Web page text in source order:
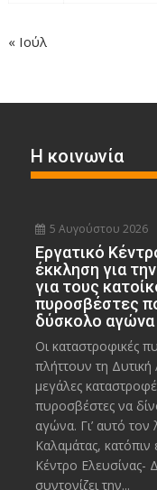
« Ιούλ
Η κοινωνία
5 Αυγούστου 2026
Εργατικό
έκκληση για
για τους
πυροσβέστες
δύσκολο αγώνα
Οι καταστροφικές
πλήττουν τη
μεγάλες
πυροσβέστες να
αγώνα. Γι’ αυτό
Καλαμάτας, κατόπιν
Κέντρο Ελευσίνας-
συντονίζει την...